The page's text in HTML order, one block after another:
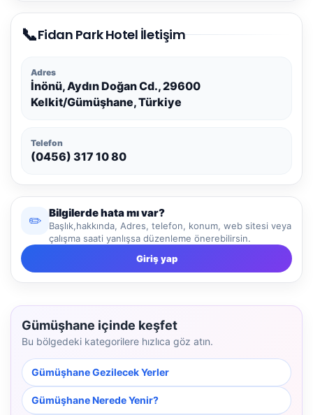
📞Fidan Park Hotel İletişim
Adres
İnönü, Aydın Doğan Cd., 29600
Kelkit/Gümüşhane, Türkiye
Telefon
(0456) 317 10 80
✏️
Bilgilerde hata mı var?
Başlık,hakkında, Adres, telefon, konum, web sitesi veya
çalışma saati yanlışsa düzenleme önerebilirsin.
Giriş yap
Gümüşhane içinde keşfet
Bu bölgedeki kategorilere hızlıca göz atın.
Gümüşhane Gezilecek Yerler
Gümüşhane Nerede Yenir?